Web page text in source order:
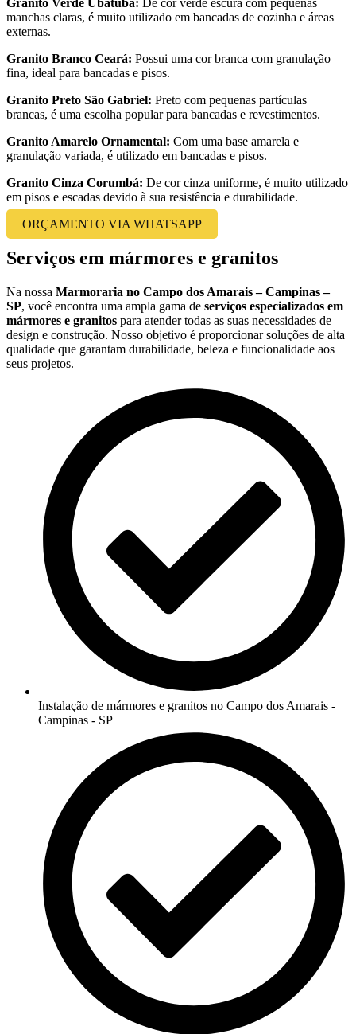
Granito Verde Ubatuba: De cor verde escura com pequenas
manchas claras, é muito utilizado em bancadas de cozinha e áreas
externas.
Granito Branco Ceará: Possui uma cor branca com granulação
fina, ideal para bancadas e pisos.
Granito Preto São Gabriel: Preto com pequenas partículas
brancas, é uma escolha popular para bancadas e revestimentos.
Granito Amarelo Ornamental: Com uma base amarela e
granulação variada, é utilizado em bancadas e pisos.
Granito Cinza Corumbá: De cor cinza uniforme, é muito utilizado
em pisos e escadas devido à sua resistência e durabilidade.
ORÇAMENTO VIA WHATSAPP
Serviços em mármores e granitos
Na nossa Marmoraria no Campo dos Amarais – Campinas –
SP, você encontra uma ampla gama de serviços especializados em
mármores e granitos para atender todas as suas necessidades de
design e construção. Nosso objetivo é proporcionar soluções de alta
qualidade que garantam durabilidade, beleza e funcionalidade aos
seus projetos.
Instalação de mármores e granitos no Campo dos Amarais -
Campinas - SP